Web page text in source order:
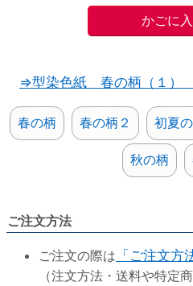
⇒型染色紙 春の柄（１）
春の柄 春の柄２ 初夏
秋の柄
ご注文方法
ご注文の際は 「ご注文方
（注文方法・送料や特定